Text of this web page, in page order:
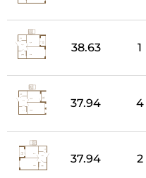
38.63 1
37.94 4
37.94 2